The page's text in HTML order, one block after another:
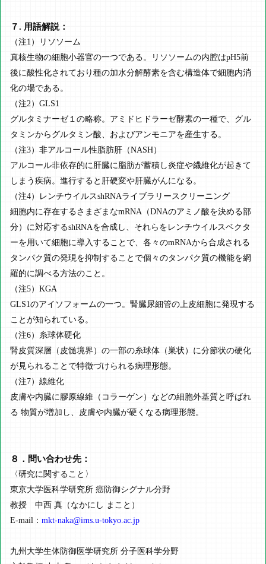
７. 用語解説：
（注1）リソソーム
真核生物の細胞小器官の一つである。リソソームの内腔はpH5前
後に酸性化されており種の加水分解酵素を含む構造体で細胞内消
化の場である。
（注2）GLS1
グルタミナーゼ１の略称。アミドヒドラーゼ酵素の一種で、グル
タミンからグルタミン酸、およびアンモニアを産生する。
（注3）非アルコール性脂肪肝（NASH）
アルコール非依存的に肝臓に脂肪が蓄積し炎症や繊維化が起きて
しまう疾病。進行すると肝硬変や肝臓がんになる。
（注4）レンチウイルスshRNAライブラリースクリーニング
細胞内に存在するさまざまなmRNA（DNAのアミノ酸を決める部
分）に対応するshRNAを合成し、それらをレンチウイルスベクタ
ーを用いて細胞に導入することで、各々のmRNAから合成される
タンパク質の発現を抑制することで個々のタンパク質の機能を網
羅的に調べる方法のこと。
（注5）KGA
GLS1のアイソフォームの一つ。腎臓尿細管の上皮細胞に発現する
ことが知られている。
（注6）糸球体硬化
腎皮質深層（皮髄境界）の一部の糸球体（巣状）に分節状の硬化
が見られることで特徴づけられる病理形態。
（注7）線維化
皮膚や内臓に膠原線維（コラーゲン）などの細胞外基質と呼ばれ
る 物質が増加し、皮膚や内臓が硬くなる病理形態。
８．問い合わせ先：
〈研究に関すること〉
東京大学医科学研究所 癌防御シグナル分野
教授 中西 真（なかにし まこと）
E-mail： mkt-naka@ims.u-tokyo.ac.jp
九州大学生体防御医学研究所 分子医科学分野